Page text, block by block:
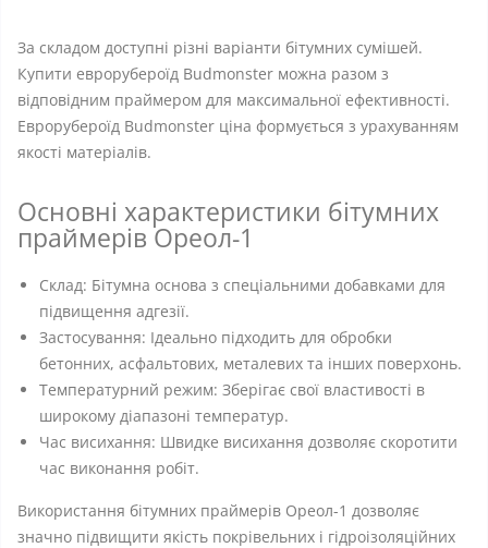
За складом доступні різні варіанти бітумних сумішей.
Купити еврорубероїд Budmonster можна разом з
відповідним праймером для максимальної ефективності.
Еврорубероїд Budmonster ціна формується з урахуванням
якості матеріалів.
Основні характеристики бітумних
праймерів Ореол-1
Склад: Бітумна основа з спеціальними добавками для
підвищення адгезії.
Застосування: Ідеально підходить для обробки
бетонних, асфальтових, металевих та інших поверхонь.
Температурний режим: Зберігає свої властивості в
широкому діапазоні температур.
Час висихання: Швидке висихання дозволяє скоротити
час виконання робіт.
Використання бітумних праймерів Ореол-1 дозволяє
значно підвищити якість покрівельних і гідроізоляційних